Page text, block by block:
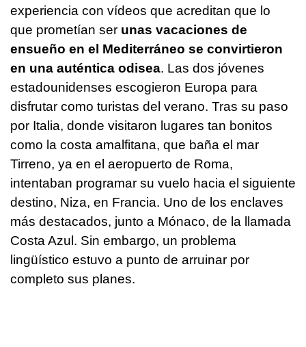
experiencia con vídeos que acreditan que lo
que prometían ser unas vacaciones de
ensueño en el Mediterráneo se convirtieron
en una auténtica odisea. Las dos jóvenes
estadounidenses escogieron Europa para
disfrutar como turistas del verano. Tras su paso
por Italia, donde visitaron lugares tan bonitos
como la costa amalfitana, que baña el mar
Tirreno, ya en el aeropuerto de Roma,
intentaban programar su vuelo hacia el siguiente
destino, Niza, en Francia. Uno de los enclaves
más destacados, junto a Mónaco, de la llamada
Costa Azul. Sin embargo, un problema
lingüístico estuvo a punto de arruinar por
completo sus planes.